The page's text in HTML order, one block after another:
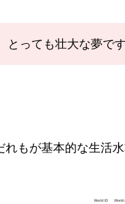
とっても壮大な夢です
もが基本的な生活